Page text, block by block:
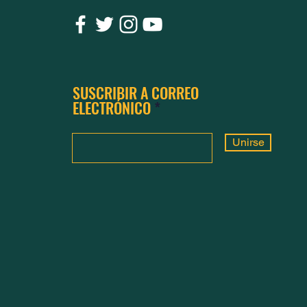
SUSCRIBIR A CORREO
ELECTRÓNICO
Unirse